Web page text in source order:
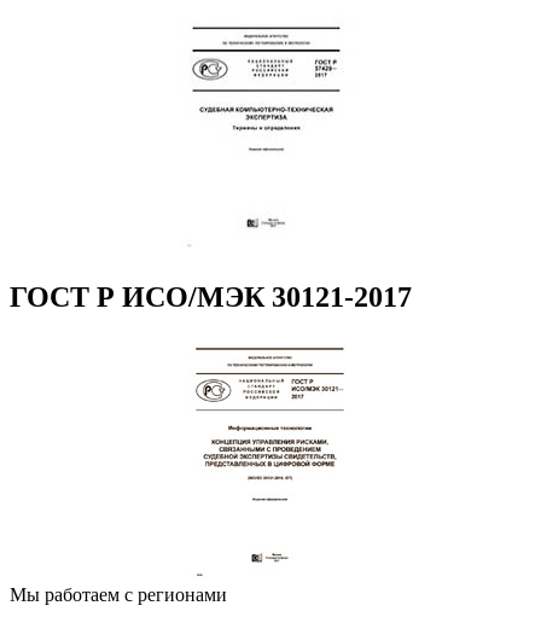
ГОСТ Р ИСО/МЭК 30121-2017
Мы работаем с регионами